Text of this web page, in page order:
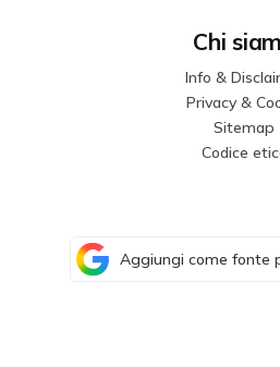
Chi
Info &
Privacy &
Sitemap
Codice
Aggiungi come fonte